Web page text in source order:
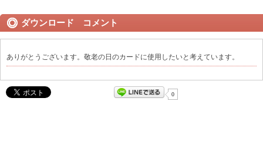
ダウンロード コメント
ありがとうございます。敬老の日のカードに使用したいと考えています。
0